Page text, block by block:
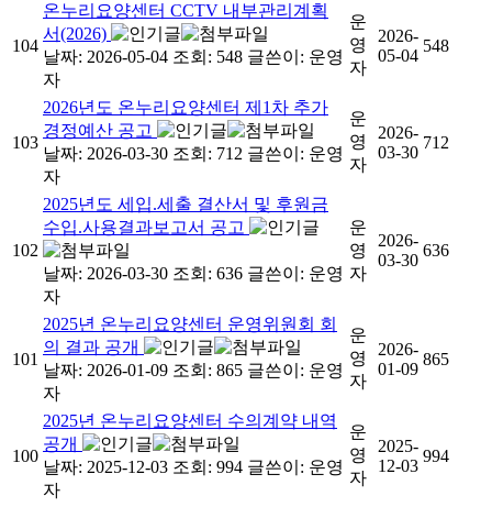
104
온누리요양센터 CCTV 내부관리계획
서(2026)
날짜: 2026-05-04 조회: 548 글쓴이: 운영
자
운
영
자
2026-
05-04
548
103
2026년도 온누리요양센터 제1차 추가
경정예산 공고
날짜: 2026-03-30 조회: 712 글쓴이: 운영
자
운
영
자
2026-
03-30
712
102
2025년도 세입.세출 결산서 및 후원금
수입.사용결과보고서 공고
날짜: 2026-03-30 조회: 636 글쓴이: 운영
자
운
영
자
2026-
03-30
636
101
2025년 온누리요양센터 운영위원회 회
의 결과 공개
날짜: 2026-01-09 조회: 865 글쓴이: 운영
자
운
영
자
2026-
01-09
865
100
2025년 온누리요양센터 수의계약 내역
공개
날짜: 2025-12-03 조회: 994 글쓴이: 운영
자
운
영
자
2025-
12-03
994